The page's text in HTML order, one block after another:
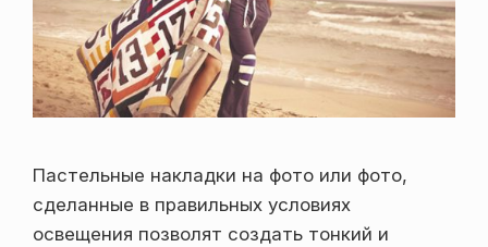
Пастельные накладки на фото или фото,
сделанные в правильных условиях
освещения позволят создать тонкий и